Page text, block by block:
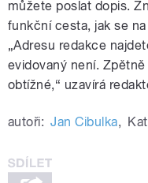
můžete poslat dopis.
funkční cesta, jak se
„Adresu redakce
evidovaný není.
obtížné,“ uzavírá
autoři: Jan Cibulka,